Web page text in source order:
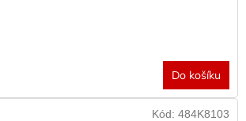
Do košíku
Kód: 484K8103